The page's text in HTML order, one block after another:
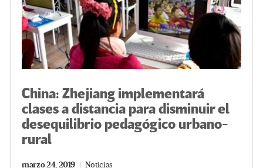
China: Zhejiang implementará
clases a distancia para disminuir el
desequilibrio pedagógico urbano-
rural
marzo 24, 2019 Noticias